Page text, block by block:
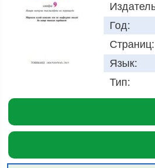
Год:
Страниц:
Язык:
Тип: